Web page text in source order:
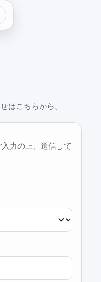
はこちらから。
力の上、送信して